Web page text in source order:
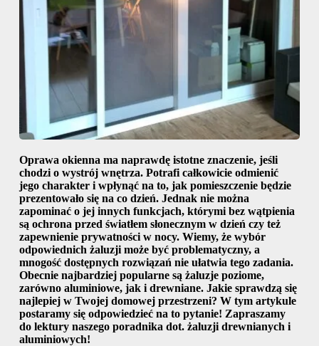
Oprawa okienna ma naprawdę istotne znaczenie, jeśli
chodzi o wystrój wnętrza. Potrafi całkowicie odmienić
jego charakter i wpłynąć na to, jak pomieszczenie będzie
prezentowało się na co dzień. Jednak nie można
zapominać o jej innych funkcjach, którymi bez wątpienia
są ochrona przed światłem słonecznym w dzień czy też
zapewnienie prywatności w nocy. Wiemy, że wybór
odpowiednich żaluzji może być problematyczny, a
mnogość dostępnych rozwiązań nie ułatwia tego zadania.
Obecnie najbardziej popularne są żaluzje poziome,
zarówno aluminiowe, jak i drewniane. Jakie sprawdzą się
najlepiej w Twojej domowej przestrzeni? W tym artykule
postaramy się odpowiedzieć na to pytanie! Zapraszamy
do lektury naszego poradnika dot. żaluzji drewnianych i
aluminiowych!